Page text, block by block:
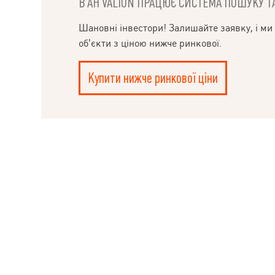
Шановні інвестори! Залишайте заявку, і
об’єкти з ціною нижче ринкової.
Купити нижче ринкової ціни
КЕРІВНИКОВІ